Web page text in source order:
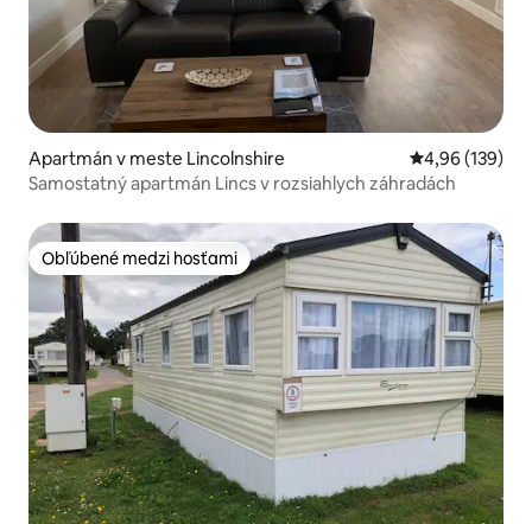
Apartmán v meste Lincolnshire Priemerné
4,96 (139)
Samostatný apartmán Lincs v rozsiahlych záhradách
Obľúbené medzi hosťami
Obľúbené medzi hosťami